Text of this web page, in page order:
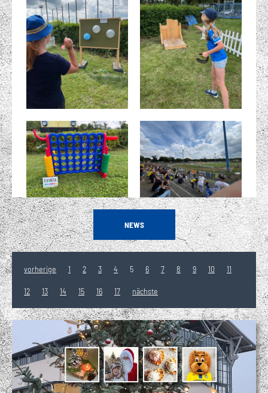
NEWS
vorherige 1 2 3 4 5 6 7 8 9 10 11
12 13 14 15 16 17 nächste